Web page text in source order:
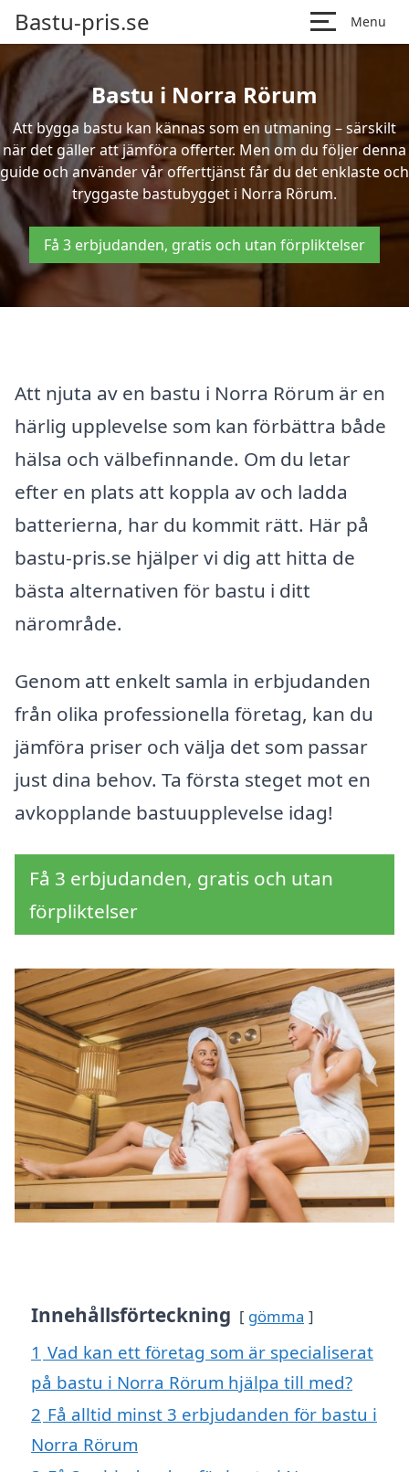
Bastu-pris.se Menu
Bastu i Norra Rörum
Att bygga bastu kan kännas som en utmaning – särskilt
när det gäller att jämföra offerter. Men om du följer denna
guide och använder vår offerttjänst får du det enklaste och
tryggaste bastubygget i Norra Rörum.
Få 3 erbjudanden, gratis och utan förpliktelser
Att njuta av en bastu i Norra Rörum är en
härlig upplevelse som kan förbättra både
hälsa och välbefinnande. Om du letar
efter en plats att koppla av och ladda
batterierna, har du kommit rätt. Här på
bastu-pris.se hjälper vi dig att hitta de
bästa alternativen för bastu i ditt
närområde.
Genom att enkelt samla in erbjudanden
från olika professionella företag, kan du
jämföra priser och välja det som passar
just dina behov. Ta första steget mot en
avkopplande bastuupplevelse idag!
Få 3 erbjudanden, gratis och utan
förpliktelser
Innehållsförteckning gömma
1 Vad kan ett företag som är specialiserat
på bastu i Norra Rörum hjälpa till med?
2 Få alltid minst 3 erbjudanden för bastu i
Norra Rörum